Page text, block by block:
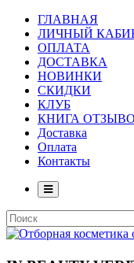
ГЛАВНАЯ
ЛИЧНЫЙ
ОПЛАТА
ДОСТАВКА
НОВИНКИ
СКИДКИ
КЛУБ
КНИГА
Доставка
Оплата
Контакты